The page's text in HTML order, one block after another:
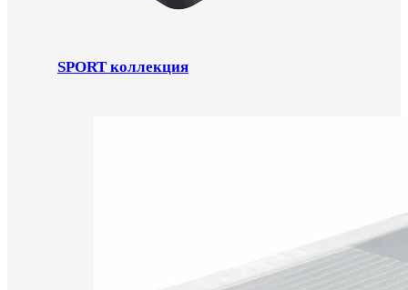
SPORT коллекция